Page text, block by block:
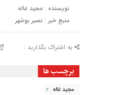
نویسنده : مجید غاله
منبع خبر : نصیر بوشهر
به اشتراک بگذارید :
برچسب ها
مجید غاله